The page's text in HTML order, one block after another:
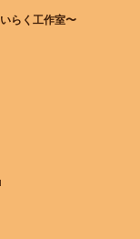
らく工作室〜